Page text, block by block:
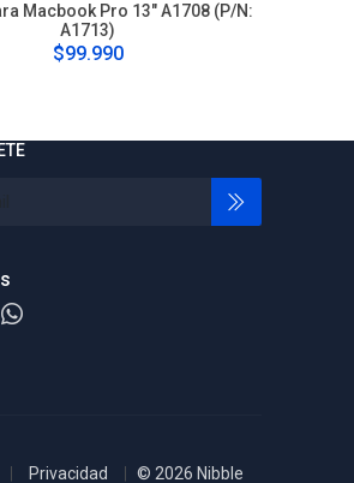
Macbook Pro 13" A1708 (P/N:
A1713)
$99.990
Privacidad © 2026 Nibble